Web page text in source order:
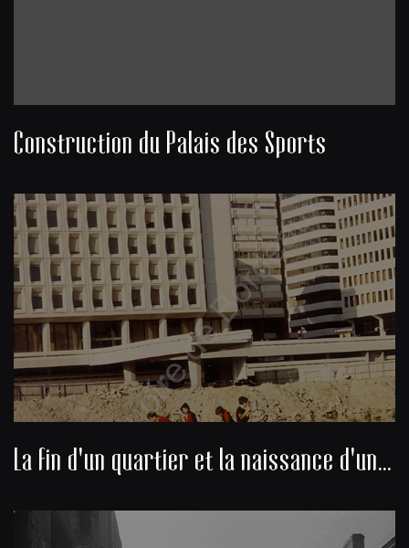
Construction du Palais des Sports
La fin d'un quartier et la naissance d'un nouveau